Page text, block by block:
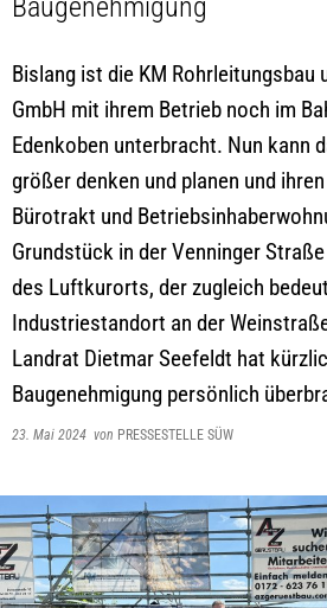
Baugenehmigung
Bislang ist die KM Rohrleitungsbau
GmbH mit ihrem Betrieb noch im
Edenkoben unterbracht. Nun kann
größer denken und planen und
Bürotrakt und
Grundstück in der Venninger
des Luftkurorts, der zugleich
Industriestandort an der
Landrat Dietmar Seefeldt hat
Baugenehmigung persönlich
23. Mai 2024 von PRESSESTELLE SÜW